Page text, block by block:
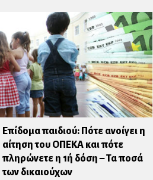
Επίδομα παιδιού: Πότε ανοίγει η
αίτηση του ΟΠΕΚΑ και πότε
πληρώνετε η 1ή δόση – Τα ποσά
των δικαιούχων